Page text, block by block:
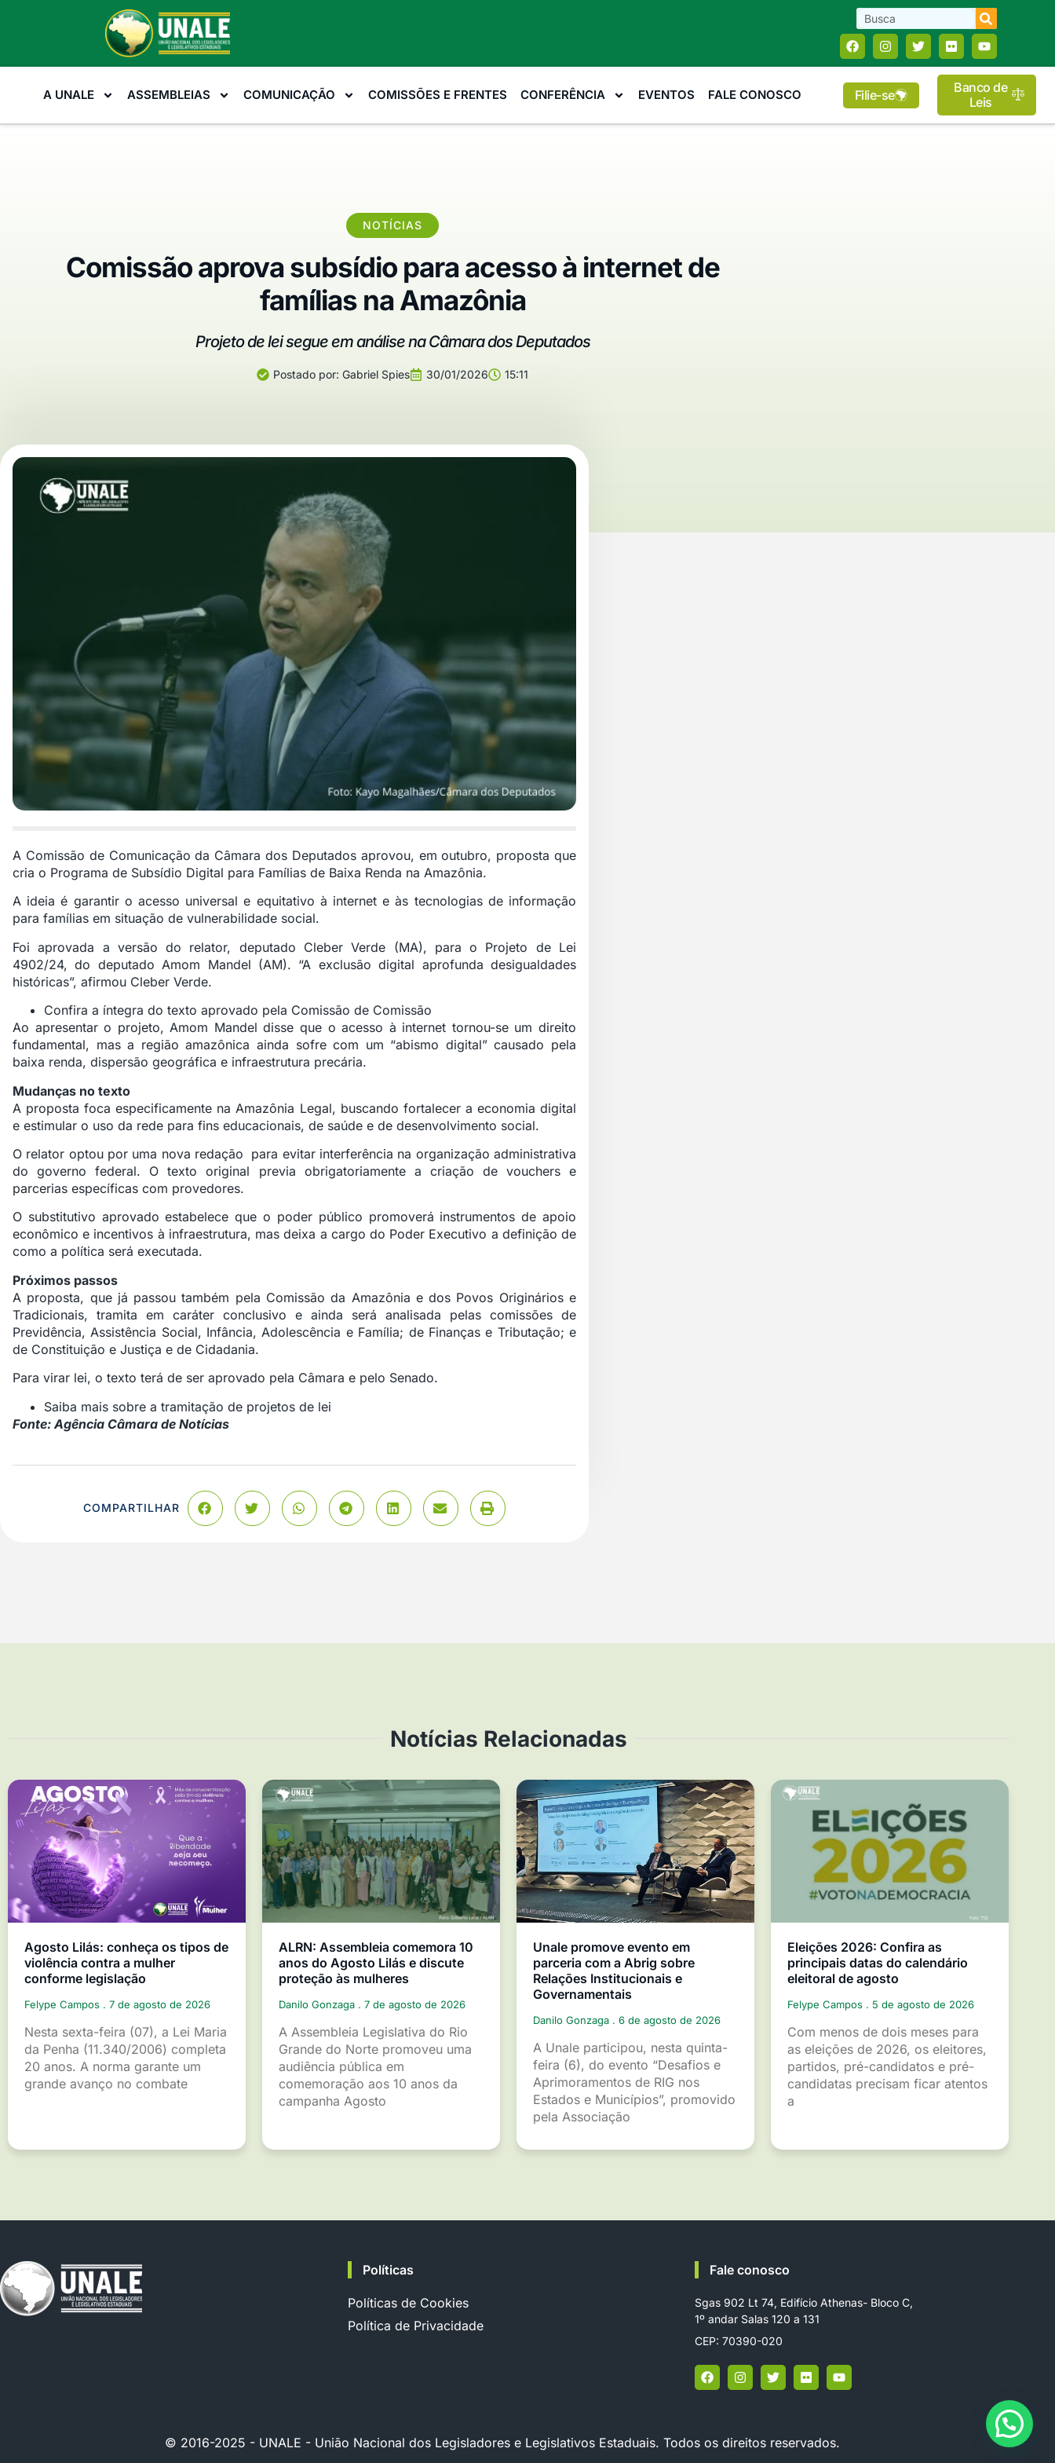
A UNALE ASSEMBLEIAS COMUNICAÇÃO COMISSÕES E FRENTES CONFERÊNCIA EVENTOS FALE CONOSCO Filie-se
Banco de
Leis
NOTÍCIAS
Comissão aprova subsídio para acesso à internet de
famílias na Amazônia
Projeto de lei segue em análise na Câmara dos Deputados
Postado por: Gabriel Spies 30/01/2026 15:11
A Comissão de Comunicação da Câmara dos Deputados aprovou, em outubro, proposta que
cria o Programa de Subsídio Digital para Famílias de Baixa Renda na Amazônia.
A ideia é garantir o acesso universal e equitativo à internet e às tecnologias de informação
para famílias em situação de vulnerabilidade social.
Foi aprovada a versão do relator, deputado Cleber Verde (MA), para o Projeto de Lei
4902/24, do deputado Amom Mandel (AM). “A exclusão digital aprofunda desigualdades
históricas”, afirmou Cleber Verde.
Confira a íntegra do texto aprovado pela Comissão de Comissão
Ao apresentar o projeto, Amom Mandel disse que o acesso à internet tornou-se um direito
fundamental, mas a região amazônica ainda sofre com um “abismo digital” causado pela
baixa renda, dispersão geográfica e infraestrutura precária.
Mudanças no texto
A proposta foca especificamente na Amazônia Legal, buscando fortalecer a economia digital
e estimular o uso da rede para fins educacionais, de saúde e de desenvolvimento social.
O relator optou por uma nova redação para evitar interferência na organização administrativa
do governo federal. O texto original previa obrigatoriamente a criação de vouchers e
parcerias específicas com provedores.
O substitutivo aprovado estabelece que o poder público promoverá instrumentos de apoio
econômico e incentivos à infraestrutura, mas deixa a cargo do Poder Executivo a definição de
como a política será executada.
Próximos passos
A proposta, que já passou também pela Comissão da Amazônia e dos Povos Originários e
Tradicionais, tramita em caráter conclusivo e ainda será analisada pelas comissões de
Previdência, Assistência Social, Infância, Adolescência e Família; de Finanças e Tributação; e
de Constituição e Justiça e de Cidadania.
Para virar lei, o texto terá de ser aprovado pela Câmara e pelo Senado.
Saiba mais sobre a tramitação de projetos de lei
Fonte: Agência Câmara de Notícias
COMPARTILHAR
Notícias Relacionadas
Agosto Lilás: conheça os tipos de
violência contra a mulher
conforme legislação
Felype Campos 7 de agosto de 2026
Nesta sexta-feira (07), a Lei Maria
da Penha (11.340/2006) completa
20 anos. A norma garante um
grande avanço no combate
ALRN: Assembleia comemora 10
anos do Agosto Lilás e discute
proteção às mulheres
Danilo Gonzaga 7 de agosto de 2026
A Assembleia Legislativa do Rio
Grande do Norte promoveu uma
audiência pública em
comemoração aos 10 anos da
campanha Agosto
Unale promove evento em
parceria com a Abrig sobre
Relações Institucionais e
Governamentais
Danilo Gonzaga 6 de agosto de 2026
A Unale participou, nesta quinta-
feira (6), do evento “Desafios e
Aprimoramentos de RIG nos
Estados e Municípios”, promovido
pela Associação
Eleições 2026: Confira as
principais datas do calendário
eleitoral de agosto
Felype Campos 5 de agosto de 2026
Com menos de dois meses para
as eleições de 2026, os eleitores,
partidos, pré-candidatos e pré-
candidatas precisam ficar atentos
a
Políticas
Políticas de Cookies
Política de Privacidade
Fale conosco
Sgas 902 Lt 74, Edifício Athenas- Bloco C,
1º andar Salas 120 a 131
CEP: 70390-020
© 2016-2025 - UNALE - União Nacional dos Legisladores e Legislativos Estaduais. Todos os direitos reservados.